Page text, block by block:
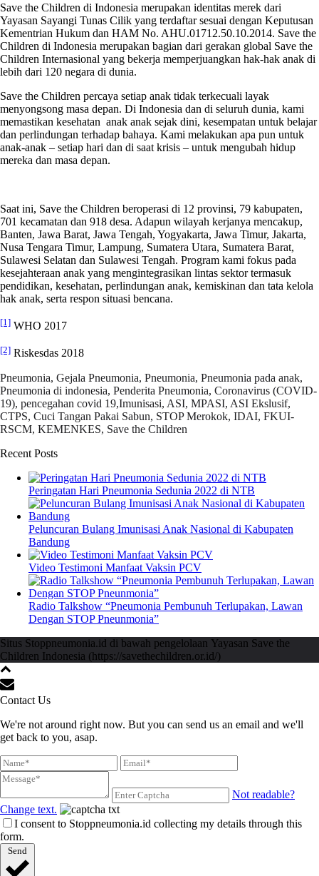
Save the Children di Indonesia merupakan identitas merek dari
Yayasan Sayangi Tunas Cilik yang terdaftar sesuai dengan Keputusan
Kementrian Hukum dan HAM No. AHU.01712.50.10.2014. Save the
Children di Indonesia merupakan bagian dari gerakan global Save the
Children Internasional yang bekerja memperjuangkan hak-hak anak di
lebih dari 120 negara di dunia.
Save the Children percaya setiap anak tidak terkecuali layak
menyongsong masa depan. Di Indonesia dan di seluruh dunia, kami
memastikan kesehatan anak anak sejak dini, kesempatan untuk belajar
dan perlindungan terhadap bahaya. Kami melakukan apa pun untuk
anak-anak – setiap hari dan di saat krisis – untuk mengubah hidup
mereka dan masa depan.
Saat ini, Save the Children beroperasi di 12 provinsi, 79 kabupaten,
701 kecamatan dan 918 desa. Adapun wilayah kerjanya mencakup,
Banten, Jawa Barat, Jawa Tengah, Yogyakarta, Jawa Timur, Jakarta,
Nusa Tengara Timur, Lampung, Sumatera Utara, Sumatera Barat,
Sulawesi Selatan dan Sulawesi Tengah. Program kami fokus pada
kesejahteraan anak yang mengintegrasikan lintas sektor termasuk
pendidikan, kesehatan, perlindungan anak, kemiskinan dan tata kelola
hak anak, serta respon situasi bencana.
[1] WHO 2017
[2] Riskesdas 2018
Pneumonia, Gejala Pneumonia, Pneumonia, Pneumonia pada anak,
Pneumonia di indonesia, Penderita Pneumonia, Coronavirus (COVID-
19), pencegahan covid 19,Imunisasi, ASI, MPASI, ASI Ekslusif,
CTPS, Cuci Tangan Pakai Sabun, STOP Merokok, IDAI, FKUI-
RSCM, KEMENKES, Save the Children
Recent Posts
Peringatan Hari Pneumonia Sedunia 2022 di NTB
Peluncuran Bulang Imunisasi Anak Nasional di Kabupaten
Bandung
Video Testimoni Manfaat Vaksin PCV
Radio Talkshow “Pneumonia Pembunuh Terlupakan, Lawan
Dengan STOP Pneunmonia”
Situs Stoppneumonia.id di bawah pengelolaan Yayasan Save the
Children Indonesia (https://savethechildren.or.id/)
Contact Us
We're not around right now. But you can send us an email and we'll
get back to you, asap.
Not readable?
Change text.
I consent to Stoppneumonia.id collecting my details through this
form.
Send